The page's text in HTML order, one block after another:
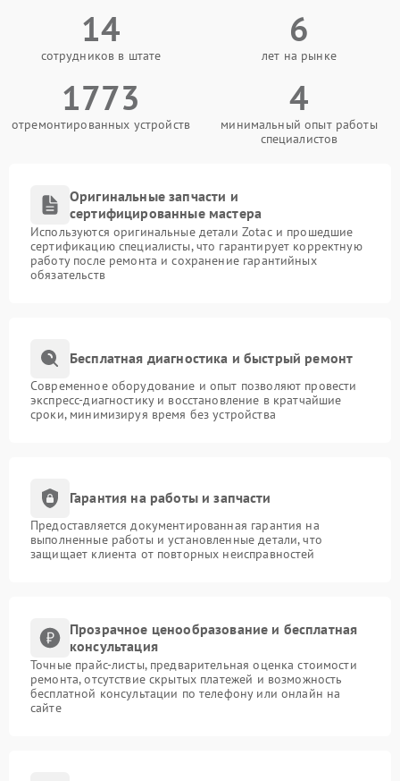
14
сотрудников в штате
6
лет на рынке
1773
отремонтированных устройств
4
минимальный опыт работы
специалистов
Оригинальные запчасти и
сертифицированные мастера
Используются оригинальные детали Zotac и прошедшие
сертификацию специалисты, что гарантирует корректную
работу после ремонта и сохранение гарантийных
обязательств
Бесплатная диагностика и быстрый ремонт
Современное оборудование и опыт позволяют провести
экспресс-диагностику и восстановление в кратчайшие
сроки, минимизируя время без устройства
Гарантия на работы и запчасти
Предоставляется документированная гарантия на
выполненные работы и установленные детали, что
защищает клиента от повторных неисправностей
Прозрачное ценообразование и бесплатная
консультация
Точные прайс-листы, предварительная оценка стоимости
ремонта, отсутствие скрытых платежей и возможность
бесплатной консультации по телефону или онлайн на
сайте